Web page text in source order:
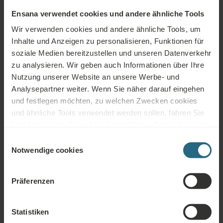
Ensana verwendet cookies und andere ähnliche Tools
Wir verwenden cookies und andere ähnliche Tools, um
Inhalte und Anzeigen zu personalisieren, Funktionen für
soziale Medien bereitzustellen und unseren Datenverkehr
zu analysieren. Wir geben auch Informationen über Ihre
Nutzung unserer Website an unsere Werbe- und
Analysepartner weiter. Wenn Sie näher darauf eingehen
und festlegen möchten, zu welchen Zwecken cookies
und ähnliche Tools verwendet werden sollen, fahren Sie
Schaltfläche „Alle aktivieren“ fort.
Notwendige cookies
Präferenzen
Statistiken
Nové Lázně
EINZELHEITEN